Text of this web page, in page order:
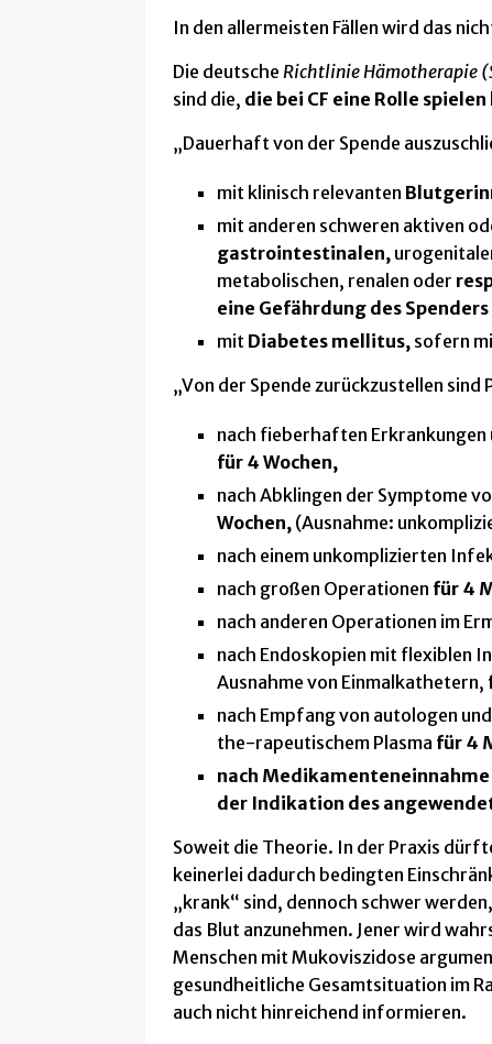
[ 30. Juni 2025 ] Warum Salz bei CF Leben retten kann
[ 28. Januar 2025 ] Erfahrung mit N-Chlortaurin (NCT)
[ 14. Januar 2025 ] USA: Neue Vertex-CF-Therapie
[ 10. Oktober 2024 ] 15 Fragen & Antworten zur
In den allermeisten Fällen wird das
Die deutsche Richtlinie Hämotherapie
sind die, die bei CF eine Rolle
„Dauerhaft von der Spende
mit klinisch relevanten
mit anderen schweren aktiven
gastrointestinalen,
metabolischen, renalen oder
eine Gefährdung des
mit Diabetes mellitus, sofern
„Von der Spende zurückzustellen sind
nach fieberhaften
für 4 Wochen,
nach Abklingen der Symptome
Wochen, (Ausnahme:
nach einem unkomplizierten
nach großen Operationen für 4
nach anderen Operationen im
nach Endoskopien mit flexiblen
Ausnahme von Einmalkathetern,
nach Empfang von autologen
the-rapeutischem Plasma für 4
nach
der Indikation des
Soweit die Theorie. In der Praxis
keinerlei dadurch bedingten
„krank“ sind, dennoch schwer
das Blut anzunehmen. Jener wird
Menschen mit Mukoviszidose
gesundheitliche Gesamtsituation im
auch nicht hinreichend informieren.